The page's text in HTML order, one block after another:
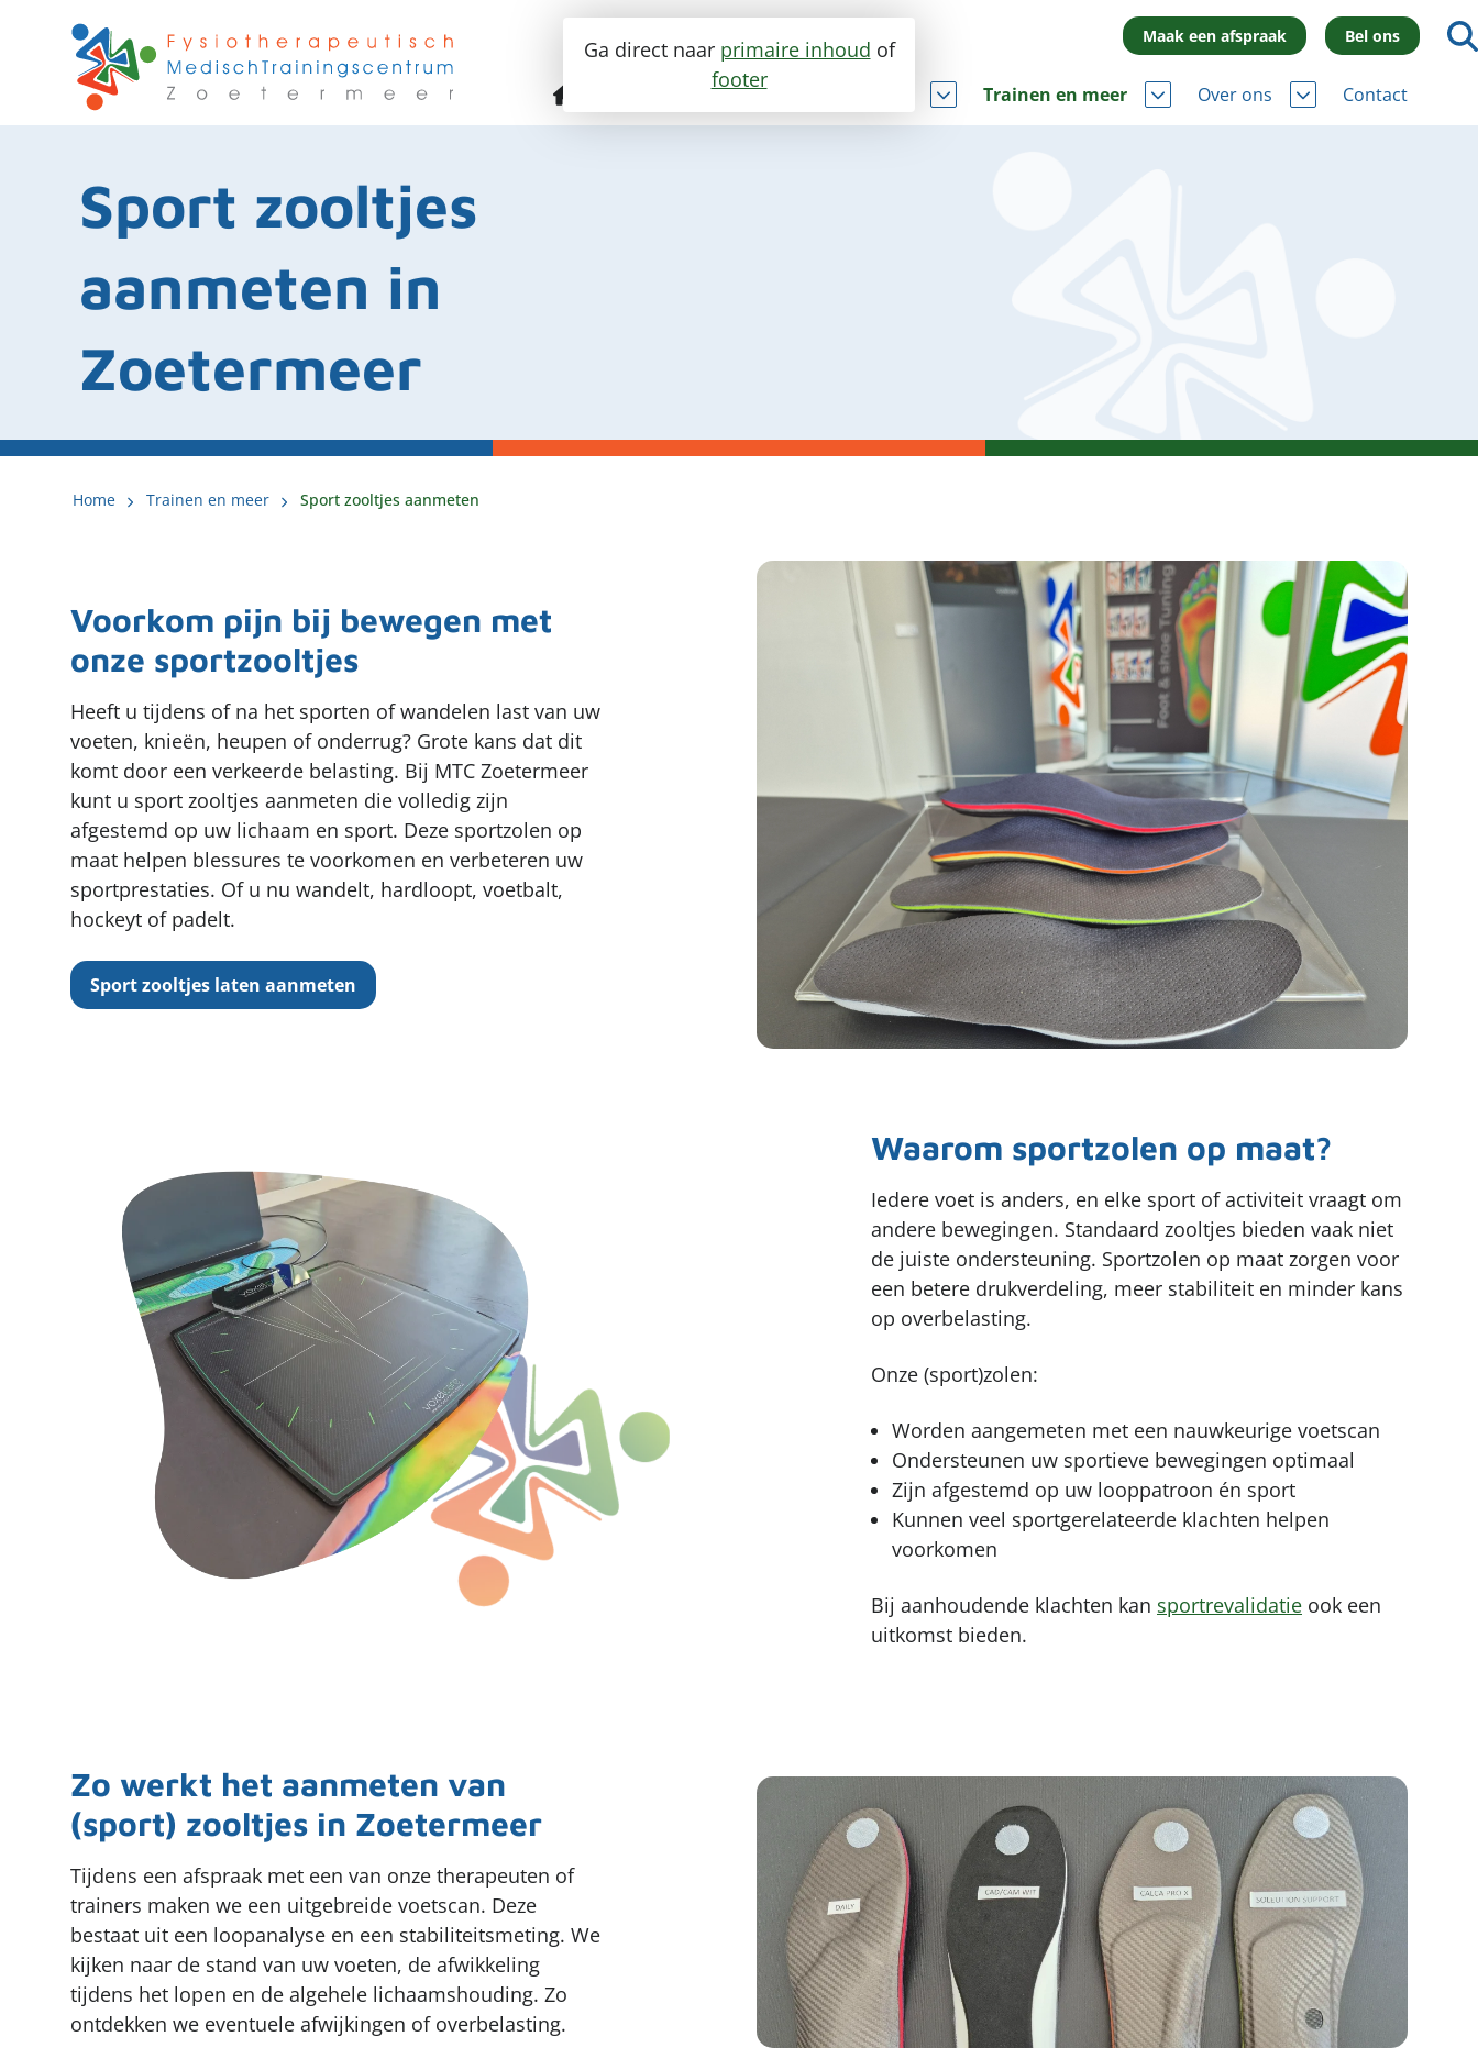
Ga direct naar primaire inhoud of
footer
Maak een afspraak Bel ons
Fysiotherapie
Kaak
Trainen en meer Over ons Contact
Sport zooltjes
aanmeten in
Zoetermeer
Home Trainen en meer Sport zooltjes aanmeten
Voorkom pijn bij bewegen met
onze sportzooltjes
Heeft u tijdens of na het sporten of wandelen last van uw
voeten, knieën, heupen of onderrug? Grote kans dat dit
komt door een verkeerde belasting. Bij MTC Zoetermeer
kunt u sport zooltjes aanmeten die volledig zijn
afgestemd op uw lichaam en sport. Deze sportzolen op
maat helpen blessures te voorkomen en verbeteren uw
sportprestaties. Of u nu wandelt, hardloopt, voetbalt,
hockeyt of padelt.
Sport zooltjes laten aanmeten
Waarom sportzolen op maat?
Iedere voet is anders, en elke sport of activiteit vraagt om
andere bewegingen. Standaard zooltjes bieden vaak niet
de juiste ondersteuning. Sportzolen op maat zorgen voor
een betere drukverdeling, meer stabiliteit en minder kans
op overbelasting.
Onze (sport)zolen:
Worden aangemeten met een nauwkeurige voetscan
Ondersteunen uw sportieve bewegingen optimaal
Zijn afgestemd op uw looppatroon én sport
Kunnen veel sportgerelateerde klachten helpen
voorkomen
Bij aanhoudende klachten kan sportrevalidatie ook een
uitkomst bieden.
Zo werkt het aanmeten van
(sport) zooltjes in Zoetermeer
Tijdens een afspraak met een van onze therapeuten of
trainers maken we een uitgebreide voetscan. Deze
bestaat uit een loopanalyse en een stabiliteitsmeting. We
kijken naar de stand van uw voeten, de afwikkeling
tijdens het lopen en de algehele lichaamshouding. Zo
ontdekken we eventuele afwijkingen of overbelasting.